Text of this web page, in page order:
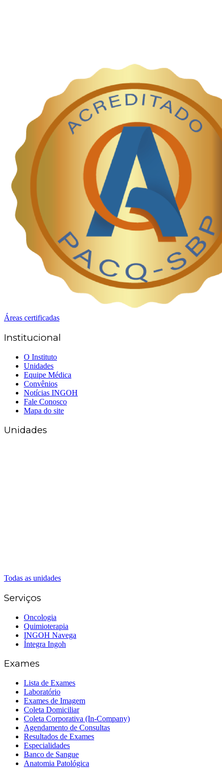
Áreas certificadas
Institucional
O Instituto
Unidades
Equipe Médica
Convênios
Notícias INGOH
Fale Conosco
Mapa do site
Unidades
Todas as unidades
Serviços
Oncologia
Quimioterapia
INGOH Navega
Íntegra Ingoh
Exames
Lista de Exames
Laboratório
Exames de Imagem
Coleta Domiciliar
Coleta Corporativa (In-Company)
Agendamento de Consultas
Resultados de Exames
Especialidades
Banco de Sangue
Anatomia Patológica